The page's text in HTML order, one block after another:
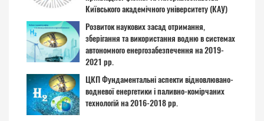
Київського академічного університету (КАУ)
Розвиток наукових засад отримання,
зберігання та використання водню в системах
автономного енергозабезпечення на 2019-
2021 рр.
ЦКП Фундаментальні аспекти відновлювано-
водневої енергетики і паливно-комірчаних
технологій на 2016-2018 рр.